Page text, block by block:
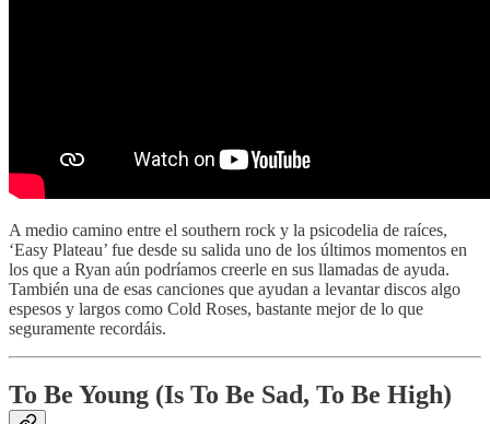
A medio camino entre el southern rock y la psicodelia de raíces,
‘Easy Plateau’ fue desde su salida uno de los últimos momentos en
los que a Ryan aún podríamos creerle en sus llamadas de ayuda.
También una de esas canciones que ayudan a levantar discos algo
espesos y largos como Cold Roses, bastante mejor de lo que
seguramente recordáis.
To Be Young (Is To Be Sad, To Be High)